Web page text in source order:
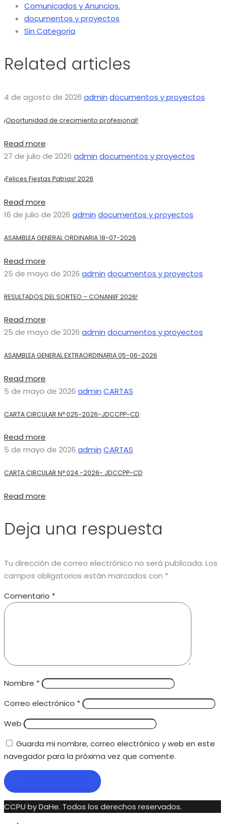
Comunicados y Anuncios.
documentos y proyectos
Sin Categoria
Related articles
4 de agosto de 2026 admin documentos y proyectos
¡Oportunidad de crecimiento profesional!
Read more
27 de julio de 2026 admin documentos y proyectos
¡Felices Fiestas Patrias! 2026
Read more
16 de julio de 2026 admin documentos y proyectos
ASAMBLEA GENERAL ORDINARIA 18-07-2026
Read more
25 de mayo de 2026 admin documentos y proyectos
RESULTADOS DEL SORTEO – CONANIIF 2026!
Read more
25 de mayo de 2026 admin documentos y proyectos
ASAMBLEA GENERAL EXTRAORDINARIA 05-06-2026
Read more
5 de mayo de 2026 admin CARTAS
CARTA CIRCULAR N° 025-2026-JDCCPP-CD
Read more
5 de mayo de 2026 admin CARTAS
CARTA CIRCULAR N° 024 -2026- JDCCPP-CD
Read more
Deja una respuesta
Tu dirección de correo electrónico no será publicada. Los
campos obligatorios están marcados con *
Comentario *
Nombre *
Correo electrónico *
Web
Guarda mi nombre, correo electrónico y web en este
navegador para la próxima vez que comente.
CCPU by DaHe. Todos los derechos reservados.